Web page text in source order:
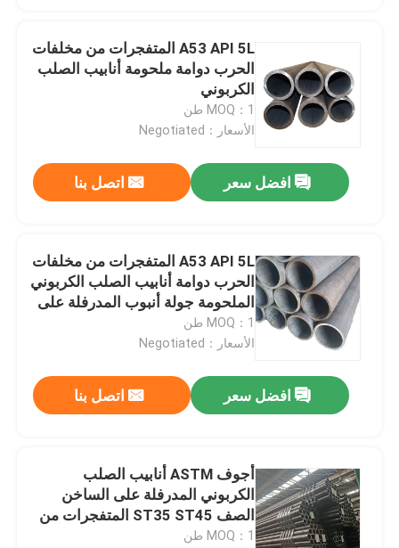
A53 API 5L المتفجرات من مخلفات
الحرب دوامة ملحومة أنابيب الصلب
الكربوني
MOQ：1 طن
الأسعار：Negotiated
افضل سعر اتصل بنا
A53 API 5L المتفجرات من مخلفات
الحرب دوامة أنابيب الصلب الكربوني
الملحومة جولة أنبوب المدرفلة على
الساخن 0.8 مم
MOQ：1 طن
الأسعار：Negotiated
افضل سعر اتصل بنا
أجوف ASTM أنابيب الصلب
الكربوني المدرفلة على الساخن
الصف ST35 ST45 المتفجرات من
مخلفات الحرب
MOQ：1 طن